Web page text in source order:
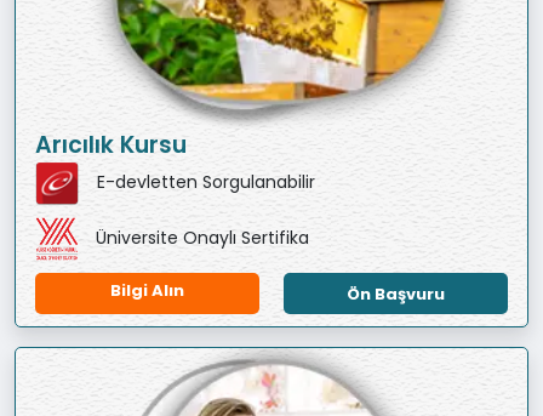
Arıcılık Kursu
E-devletten Sorgulanabilir
Üniversite Onaylı Sertifika
Bilgi Alın Ön Başvuru